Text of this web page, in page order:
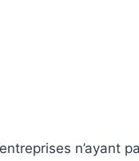
n’ayant